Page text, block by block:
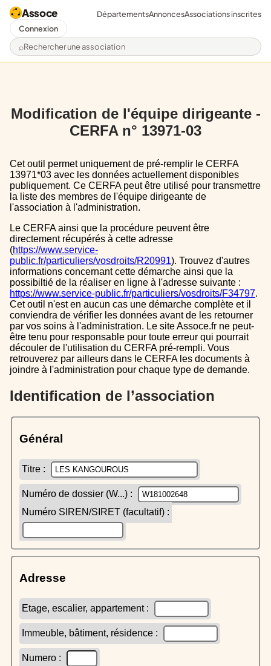
Assoce
Rechercher une association
DépartementsAnnoncesAssociations inscrites
Connexion
Modification de l'équipe dirigeante -
CERFA n° 13971-03
Cet outil permet uniquement de pré-remplir le CERFA
13971*03 avec les données actuellement disponibles
publiquement. Ce CERFA peut être utilisé pour transmettre
la liste des membres de l'équipe dirigeante de
l'association à l'administration.
Le CERFA ainsi que la procédure peuvent être
directement récupérés à cette adresse
(https://www.service-
public.fr/particuliers/vosdroits/R20991). Trouvez d'autres
informations concernant cette démarche ainsi que la
possibiltié de la réaliser en ligne à l'adresse suivante :
https://www.service-public.fr/particuliers/vosdroits/F34797.
Cet outil n'est en aucun cas une démarche complète et il
conviendra de vérifier les données avant de les retourner
par vos soins à l'administration. Le site Assoce.fr ne peut-
être tenu pour responsable pour toute erreur qui pourrait
découler de l'utilisation du CERFA pré-rempli. Vous
retrouverez par ailleurs dans le CERFA les documents à
joindre à l'administration pour chaque type de demande.
Identification de l’association
Général
Titre :
Numéro de dossier (W...) :
Numéro SIREN/SIRET (facultatif) :
Adresse
Etage, escalier, appartement :
Immeuble, bâtiment, résidence :
Numero :